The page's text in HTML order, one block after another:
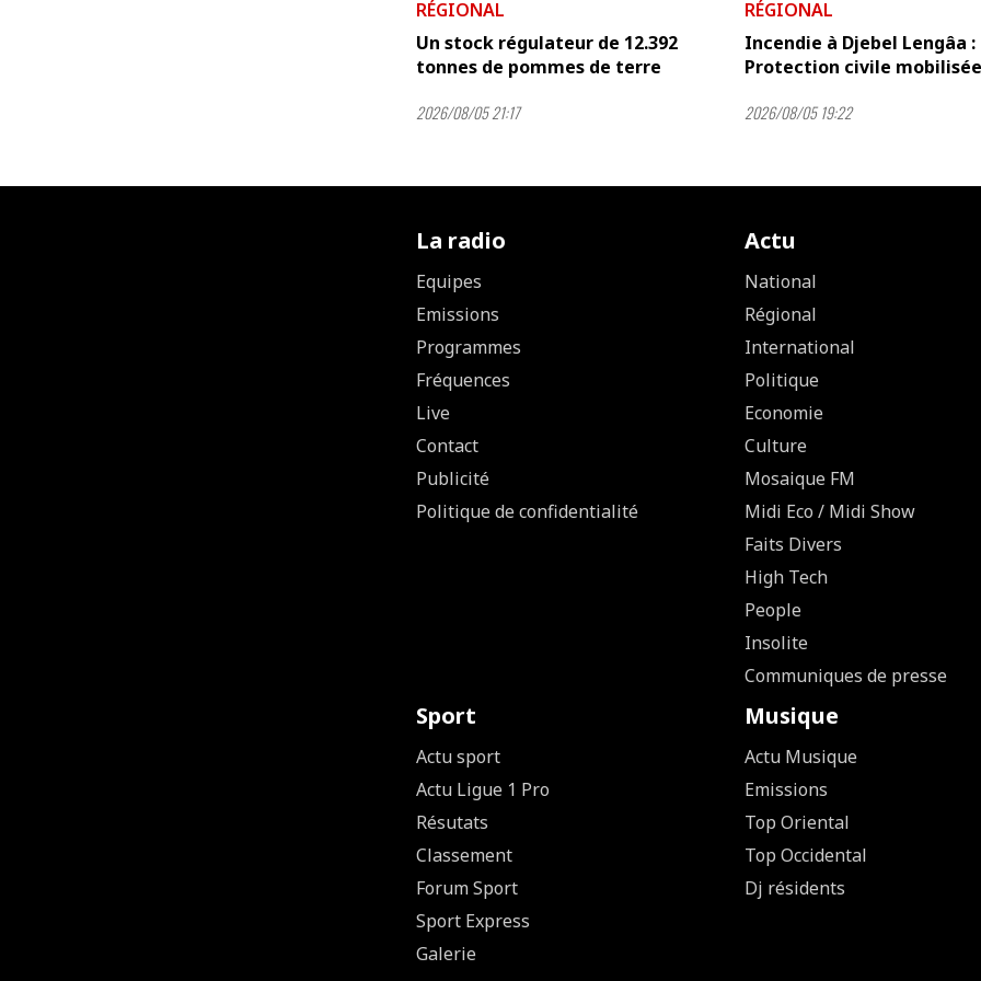
RÉGIONAL
Un stock régulateur de 12.392
tonnes de pommes de terre
2026/08/05 21:17
RÉGIONAL
Incendie à Djebel Lengâa :
Protection civile mobilisée
2026/08/05 19:22
La radio
Equipes
Emissions
Programmes
Fréquences
Live
Contact
Publicité
Politique de confidentialité
Actu
National
Régional
International
Politique
Economie
Culture
Mosaique FM
Midi Eco / Midi Show
Faits Divers
High Tech
People
Insolite
Communiques de presse
Sport
Actu sport
Actu Ligue 1 Pro
Résutats
Classement
Forum Sport
Sport Express
Galerie
Musique
Actu Musique
Emissions
Top Oriental
Top Occidental
Dj résidents